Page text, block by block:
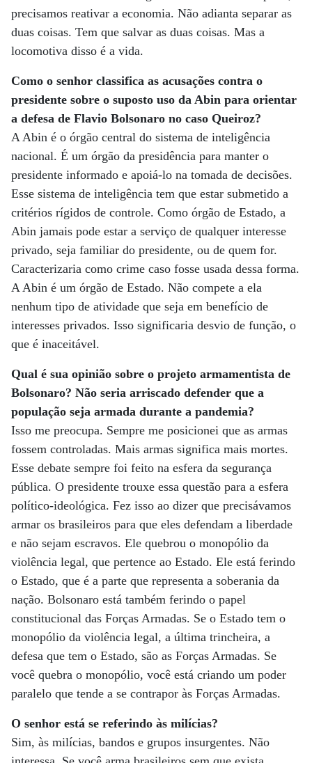
precisamos reativar a economia. Não adianta separar as
duas coisas. Tem que salvar as duas coisas. Mas a
locomotiva disso é a vida.
Como o senhor classifica as acusações contra o
presidente sobre o suposto uso da Abin para orientar
a defesa de Flavio Bolsonaro no caso Queiroz?
A Abin é o órgão central do sistema de inteligência
nacional. É um órgão da presidência para manter o
presidente informado e apoiá-lo na tomada de decisões.
Esse sistema de inteligência tem que estar submetido a
critérios rígidos de controle. Como órgão de Estado, a
Abin jamais pode estar a serviço de qualquer interesse
privado, seja familiar do presidente, ou de quem for.
Caracterizaria como crime caso fosse usada dessa forma.
A Abin é um órgão de Estado. Não compete a ela
nenhum tipo de atividade que seja em benefício de
interesses privados. Isso significaria desvio de função, o
que é inaceitável.
Qual é sua opinião sobre o projeto armamentista de
Bolsonaro? Não seria arriscado defender que a
população seja armada durante a pandemia?
Isso me preocupa. Sempre me posicionei que as armas
fossem controladas. Mais armas significa mais mortes.
Esse debate sempre foi feito na esfera da segurança
pública. O presidente trouxe essa questão para a esfera
político-ideológica. Fez isso ao dizer que precisávamos
armar os brasileiros para que eles defendam a liberdade
e não sejam escravos. Ele quebrou o monopólio da
violência legal, que pertence ao Estado. Ele está ferindo
o Estado, que é a parte que representa a soberania da
nação. Bolsonaro está também ferindo o papel
constitucional das Forças Armadas. Se o Estado tem o
monopólio da violência legal, a última trincheira, a
defesa que tem o Estado, são as Forças Armadas. Se
você quebra o monopólio, você está criando um poder
paralelo que tende a se contrapor às Forças Armadas.
O senhor está se referindo às milícias?
Sim, às milícias, bandos e grupos insurgentes. Não